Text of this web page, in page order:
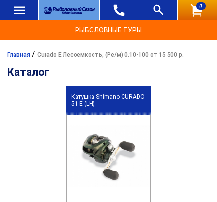
0
РЫБОЛОВНЫЕ ТУРЫ
Главная / Curado E Лесоемкость, (Ре/м) 0.10-100 от 15 500 р.
Каталог
Катушка Shimano CURADO
51 E (LH)